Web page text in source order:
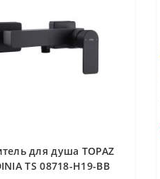
для душа TOPAZ
TS 08718-H19-BB